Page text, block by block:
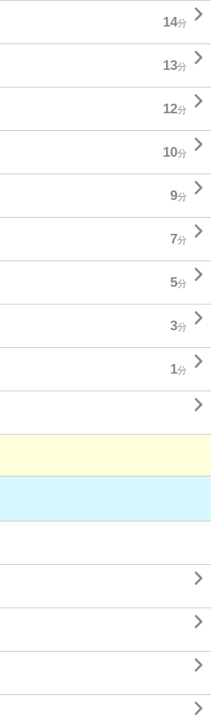
14分 
13分 
12分 
10分 
9分 
7分 
5分 
3分 
1分 




